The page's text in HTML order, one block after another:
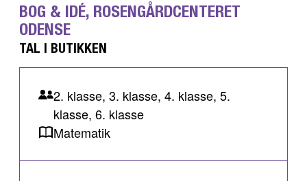
BOG & IDÉ, ROSENGÅRDCENTERET
ODENSE
TAL I BUTIKKEN
2. klasse, 3. klasse, 4. klasse, 5.
klasse, 6. klasse
Matematik